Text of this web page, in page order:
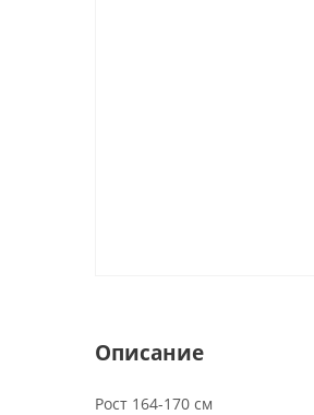
Описание
Рост 164-170 см